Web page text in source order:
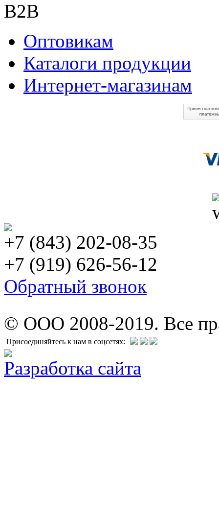
B2B
Оптовикам
Каталоги продукции
Интернет-магазинам
+7 (843) 202-08-35
+7 (919) 626-56-12
Обратный звонок
© ООО 2008-2019. Все
Присоединяйтесь к нам в соцсетях:
Разработка сайта